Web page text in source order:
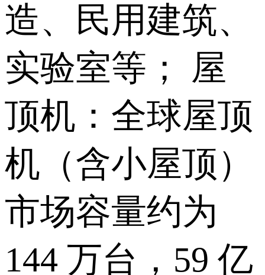
造、民用建筑、
实验室等； 屋
顶机：全球屋顶
机（含小屋顶）
市场容量约为
144 万台，59 亿